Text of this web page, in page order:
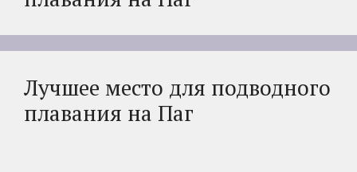
Лучшее место для подводного
плавания на Паг